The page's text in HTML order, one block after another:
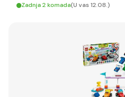
Zadnja 2 komada(U vas 12.08.)